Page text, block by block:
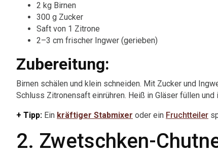
2 kg Birnen
300 g Zucker
Saft von 1 Zitrone
2–3 cm frischer Ingwer (gerieben)
Zubereitung:
Birnen schälen und klein schneiden. Mit Zucker und
Schluss Zitronensaft einrühren. Heiß in Gläser füllen
+ Tipp: Ein kräftiger Stabmixer oder ein Fruchtteiler
2. Zwetschken-